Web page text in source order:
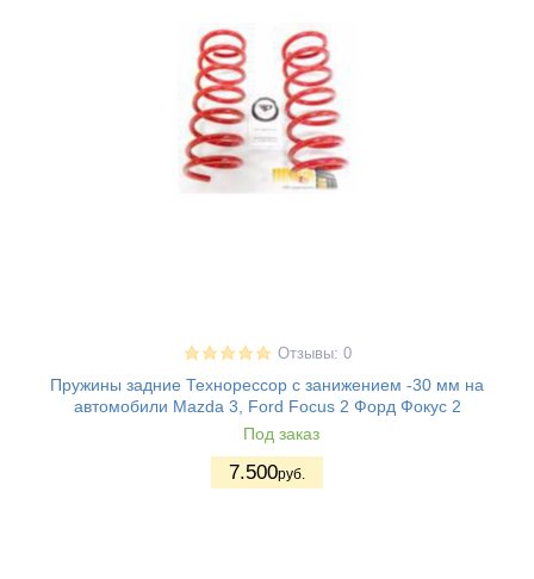
Отзывы: 0
Пружины задние Технорессор с занижением -30 мм на
автомобили Mazda 3, Ford Focus 2 Форд Фокус 2
Под заказ
7.500руб.